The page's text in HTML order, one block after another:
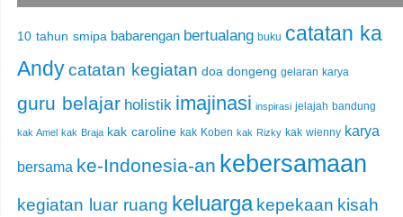
10 tahun smipa babarengan bertualang buku catatan ka
Andycatatan kegiatan doa dongeng gelaran karya
guru belajar holistik imajinasi inspirasi jelajah bandung
kak Amel kak Braja kak caroline kak Koben kak Rizky kak wienny karya
bersama ke-Indonesia-an kebersamaan
kegiatan luar ruang keluarga kepekaan kisah